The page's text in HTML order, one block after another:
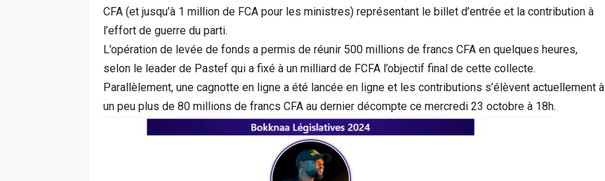
CFA (et jusqu’à 1 million de FCA pour les ministres) représentant le billet d’entrée et la contribution à
l’effort de guerre du parti.
L’opération de levée de fonds a permis de réunir 500 millions de francs CFA en quelques heures,
selon le leader de Pastef qui a fixé à un milliard de FCFA l’objectif final de cette collecte.
Parallèlement, une cagnotte en ligne a été lancée en ligne et les contributions s’élèvent actuellement à
un peu plus de 80 millions de francs CFA au dernier décompte ce mercredi 23 octobre à 18h.